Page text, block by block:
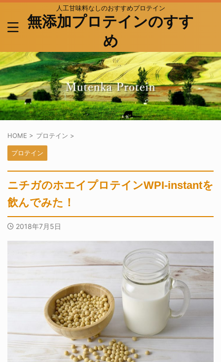
人工甘味料なしのおすすめプロテイン
無添加プロテインのすす
め
HOME > プロテイン >
プロテイン
ニチガのホエイプロテインWPI-instantを
飲んでみた！
2018年7月5日